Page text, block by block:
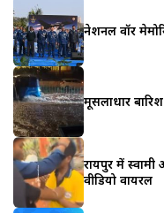
नेशनल वॉर
मूसलाधार
रायपुर में
वीडियो वायरल